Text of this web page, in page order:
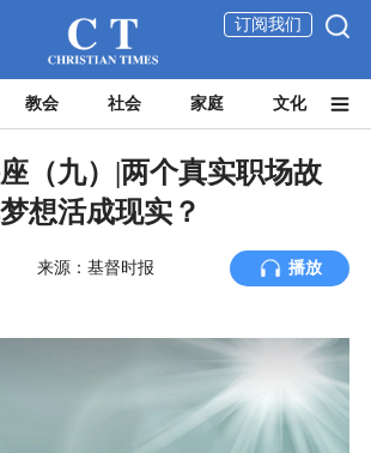
订阅我们
教会 社会 家庭 文化
（九）|两个真实职场故
想活成现实？
来源：基督时报 播放